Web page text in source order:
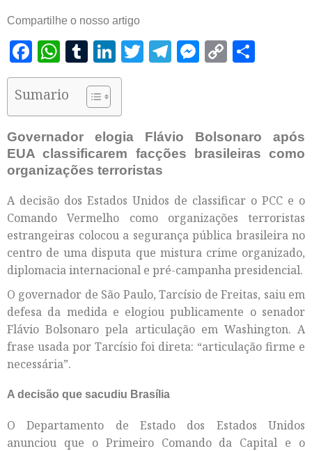
Compartilhe o nosso artigo
Facebook
WhatsApp
Tumblr
LinkedIn
Twitter
Telegram
Messenger
Copy
Sumario
Governador elogia Flávio Bolsonaro após
EUA classificarem facções brasileiras como
organizações terroristas
A decisão dos Estados Unidos de classificar o PCC e o
Comando Vermelho como organizações terroristas
estrangeiras colocou a segurança pública brasileira no
centro de uma disputa que mistura crime organizado,
diplomacia internacional e pré-campanha presidencial.
O governador de São Paulo, Tarcísio de Freitas, saiu em
defesa da medida e elogiou publicamente o senador
Flávio Bolsonaro pela articulação em Washington. A
frase usada por Tarcísio foi direta: “articulação firme e
necessária”.
A decisão que sacudiu Brasília
O Departamento de Estado dos Estados Unidos
anunciou que o Primeiro Comando da Capital e o